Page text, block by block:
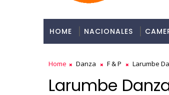
HOME NACIONALES
Home Danza F & P Larumbe
Larumbe